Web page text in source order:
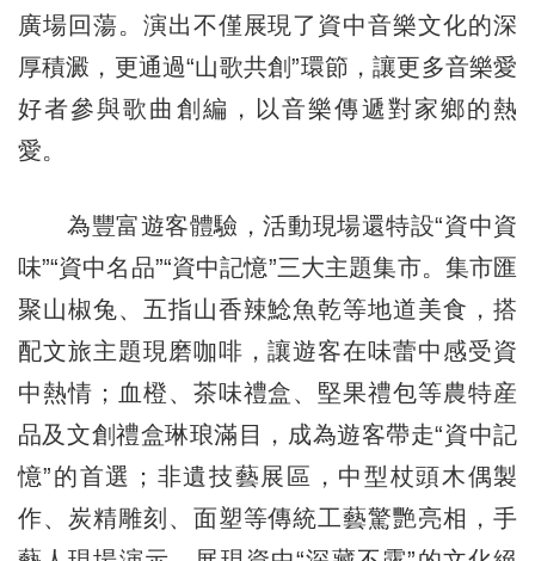
廣場回蕩。演出不僅展現了資中音樂文化的深
厚積澱，更通過“山歌共創”環節，讓更多音樂愛
好者參與歌曲創編，以音樂傳遞對家鄉的熱
愛。
為豐富遊客體驗，活動現場還特設“資中資
味”“資中名品”“資中記憶”三大主題集市。集市匯
聚山椒兔、五指山香辣鯰魚乾等地道美食，搭
配文旅主題現磨咖啡，讓遊客在味蕾中感受資
中熱情；血橙、茶味禮盒、堅果禮包等農特産
品及文創禮盒琳琅滿目，成為遊客帶走“資中記
憶”的首選；非遺技藝展區，中型杖頭木偶製
作、炭精雕刻、面塑等傳統工藝驚艷亮相，手